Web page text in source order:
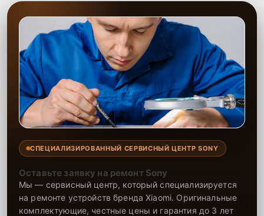
СПЕЦИАЛИЗИРОВАННЫЙ СЕРВИСНЫЙ ЦЕНТР SONY
Оставьте заявку на ремонт Sony
Мы — сервисный центр, который специализируется
на ремонте устройств бренда Xiaomi. Оригинальные
комплектующие, честные цены и гарантия до 3 лет